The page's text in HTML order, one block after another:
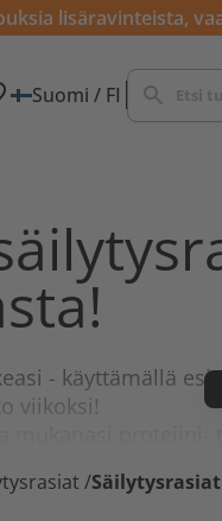
lisäravinteista,
Suomi / FI
- käyttämällä
viikoksi!
/Säilytysrasiat